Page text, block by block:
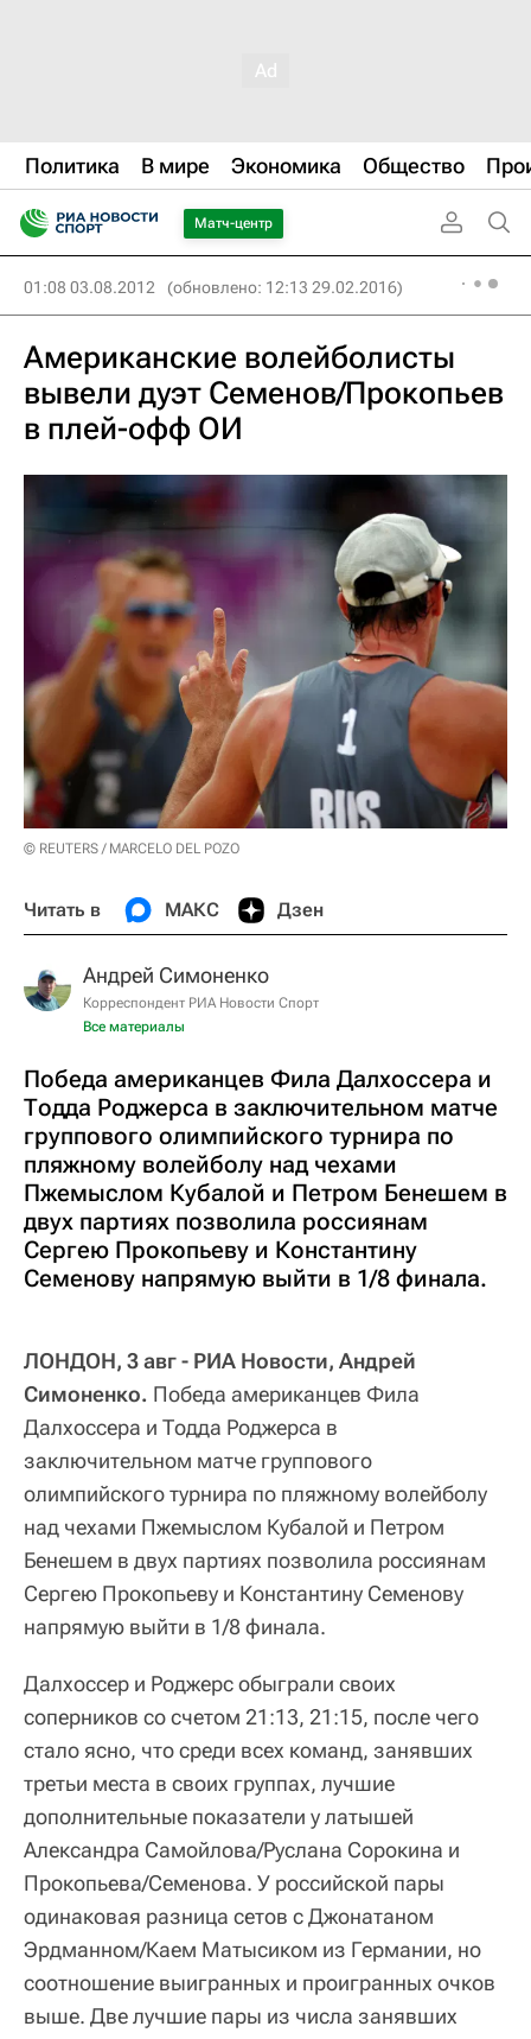
Политика В мире Экономика Общество
Матч-центр
01:08 03.08.2012 (обновлено: 12:13 29.02.2016)
Американские волейболисты
вывели дуэт Семенов/Прокопьев
в плей-офф ОИ
© REUTERS / MARCELO DEL POZO
Читать в МАКС Дзен
Андрей Симоненко
Корреспондент РИА Новости Спорт
Все материалы
Победа американцев Фила Далхоссера и
Тодда Роджерса в заключительном матче
группового олимпийского турнира по
пляжному волейболу над чехами
Пжемыслом Кубалой и Петром Бенешем в
двух партиях позволила россиянам
Сергею Прокопьеву и Константину
Семенову напрямую выйти в 1/8 финала.
ЛОНДОН, 3 авг - РИА Новости, Андрей
Симоненко. Победа американцев Фила
Далхоссера и Тодда Роджерса в
заключительном матче группового
олимпийского турнира по пляжному волейболу
над чехами Пжемыслом Кубалой и Петром
Бенешем в двух партиях позволила россиянам
Сергею Прокопьеву и Константину Семенову
напрямую выйти в 1/8 финала.
Далхоссер и Роджерс обыграли своих
соперников со счетом 21:13, 21:15, после чего
стало ясно, что среди всех команд, занявших
третьи места в своих группах, лучшие
дополнительные показатели у латышей
Александра Самойлова/Руслана Сорокина и
Прокопьева/Семенова. У российской пары
одинаковая разница сетов с Джонатаном
Эрдманном/Каем Матысиком из Германии, но
соотношение выигранных и проигранных очков
выше. Две лучшие пары из числа занявших